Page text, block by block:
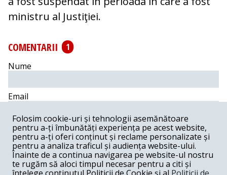
ministru al Justiţiei.
COMENTARII
1
Nume
Email
Comentariu
Folosim cookie-uri și tehnologii asemănătoare
pentru a-ți îmbunătăți experiența pe acest website,
pentru a-ți oferi conținut și reclame personalizate și
pentru a analiza traficul și audiența website-ului.
Înainte de a continua navigarea pe website-ul nostru
te rugăm să aloci timpul necesar pentru a citi și